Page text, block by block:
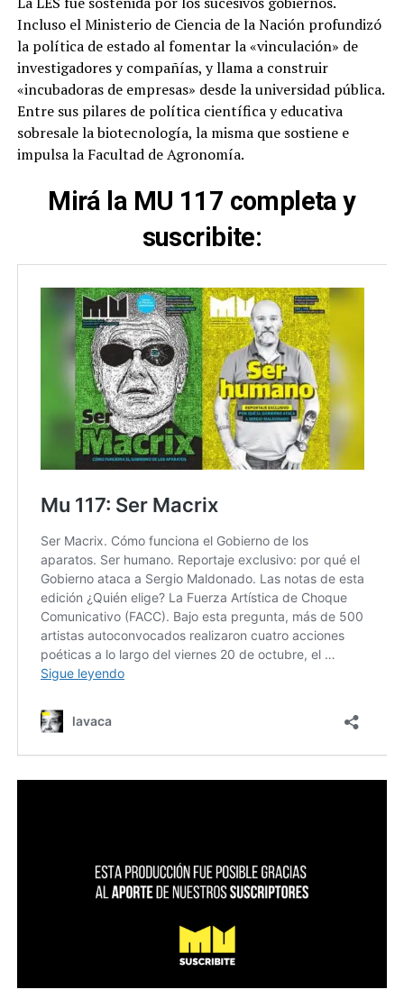
Incluso el Ministerio de Ciencia de la Nación profundizó
la política de estado al fomentar la «vinculación» de
investigadores y compañías, y llama a construir
«incubadoras de empresas» desde la universidad pública.
Entre sus pilares de política científica y educativa
sobresale la biotecnología, la misma que sostiene e
impulsa la Facultad de Agronomía.
Mirá la MU 117 completa y
suscribite: